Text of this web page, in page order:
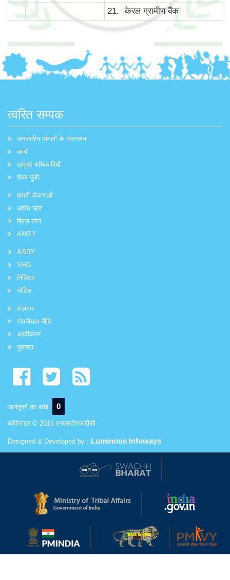
21.
केरल ग्रामीण बैंक
त्वरित सम्पक
जनजातीय मामलों के मंत्रालय
कार्य
प्रमुख अधिकारियों
शेयर पूंजी
हमारी योजनाओं
अवधि ऋण
ब्रिज लोन
AMSY
ASRY
SHG
निविदाएं
नोटिस
रोज़गार
गोपनीयता नीति
अस्वीकरण
पूछताछ
आगंतुकों का कोई: 0
कॉपीराइट © 2016 एनएसटीएफडीसी
Designed & Developed by : Luminous Infoways